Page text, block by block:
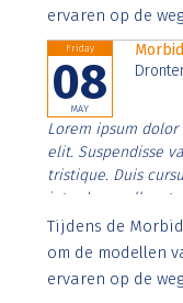
ervaren op de
Friday
08
MAY
Lorem ipsum
elit. Suspendisse
tristique. Duis
interdum nulla, ut
Aenean faucibus
imperdiet. Nunc
Tijdens de
om de modellen
ervaren op de